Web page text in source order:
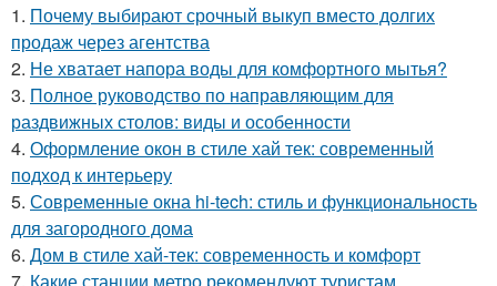
1. Почему выбирают срочный выкуп вместо долгих
продаж через агентства
2. Не хватает напора воды для комфортного мытья?
3. Полное руководство по направляющим для
раздвижных столов: виды и особенности
4. Оформление окон в стиле хай тек: современный
подход к интерьеру
5. Современные окна hi-tech: стиль и функциональность
для загородного дома
6. Дом в стиле хай-тек: современность и комфорт